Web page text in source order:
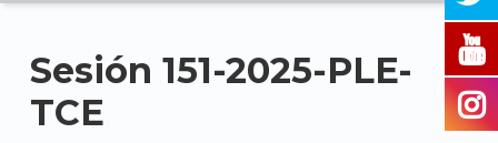
Sesión 151-2025-PLE-
TCE